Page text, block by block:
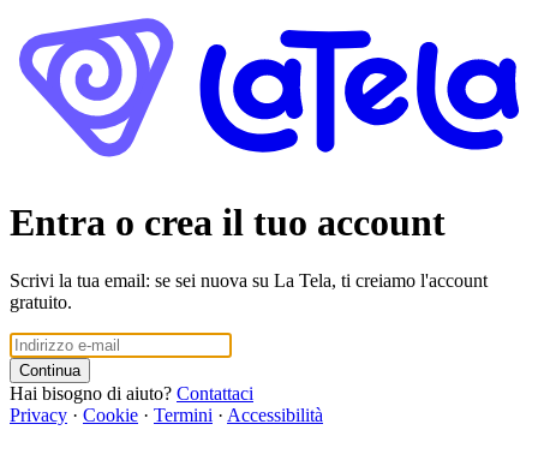
Entra o crea il tuo account
Scrivi la tua email: se sei nuova su La Tela, ti creiamo l'account
gratuito.
Continua
Hai bisogno di aiuto? Contattaci
Privacy · Cookie · Termini · Accessibilità